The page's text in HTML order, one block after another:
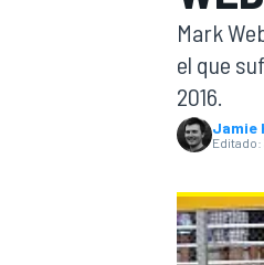
Mark
el que
2016.
Jamie
Editado: